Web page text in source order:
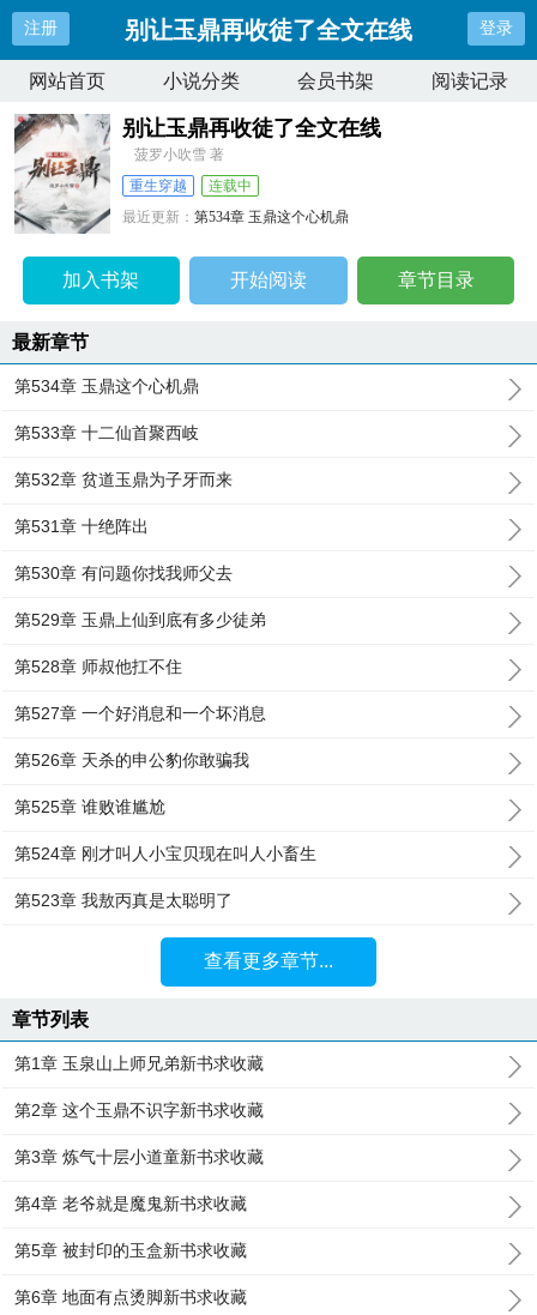
注册 别让玉鼎再收徒了全文在线 登录
网站首页 小说分类 会员书架 阅读记录
别让玉鼎再收徒了全文在线
菠罗小吹雪 著
重生穿越
连载中
最近更新：第534章 玉鼎这个心机鼎
加入书架 开始阅读 章节目录
最新章节
第534章 玉鼎这个心机鼎
第533章 十二仙首聚西岐
第532章 贫道玉鼎为子牙而来
第531章 十绝阵出
第530章 有问题你找我师父去
第529章 玉鼎上仙到底有多少徒弟
第528章 师叔他扛不住
第527章 一个好消息和一个坏消息
第526章 天杀的申公豹你敢骗我
第525章 谁败谁尴尬
第524章 刚才叫人小宝贝现在叫人小畜生
第523章 我敖丙真是太聪明了
查看更多章节...
章节列表
第1章 玉泉山上师兄弟新书求收藏
第2章 这个玉鼎不识字新书求收藏
第3章 炼气十层小道童新书求收藏
第4章 老爷就是魔鬼新书求收藏
第5章 被封印的玉盒新书求收藏
第6章 地面有点烫脚新书求收藏